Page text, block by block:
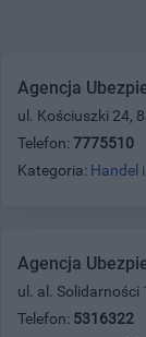
Agencja
ul. Kościuszki 24,
Telefon: 7775510
Kategoria: Handel
Agencja
ul. al. Solidarności
Telefon: 5316322